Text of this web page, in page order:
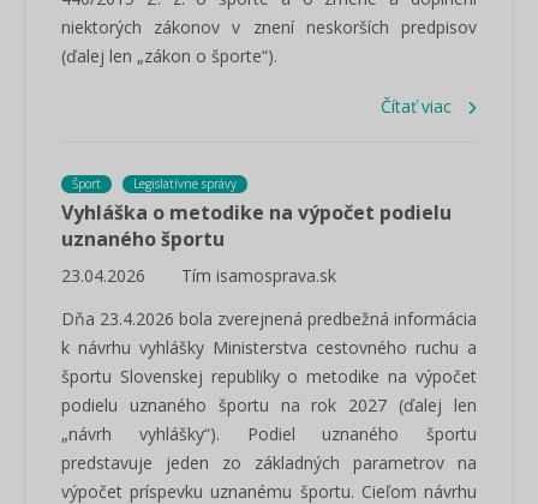
niektorých zákonov v znení neskorších predpisov
(ďalej len „zákon o športe“).
Čítať viac
Šport Legislatívne správy
Vyhláška o metodike na výpočet podielu
uznaného športu
23.04.2026
Tím isamosprava.sk
Dňa 23.4.2026 bola zverejnená predbežná informácia
k návrhu vyhlášky Ministerstva cestovného ruchu a
športu Slovenskej republiky o metodike na výpočet
podielu uznaného športu na rok 2027 (ďalej len
„návrh vyhlášky“). Podiel uznaného športu
predstavuje jeden zo základných parametrov na
výpočet príspevku uznanému športu. Cieľom návrhu